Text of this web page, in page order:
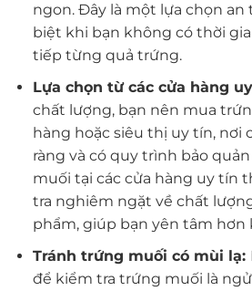
ngon. Đây là một lựa chọn an
biệt khi bạn không có thời
tiếp từng quả trứng.
Lựa chọn từ các cửa hàng
chất lượng, bạn nên mua
hàng hoặc siêu thị uy tín, nơi
ràng và có quy trình bảo
muối tại các cửa hàng uy tín
tra nghiêm ngặt về chất
phẩm, giúp bạn yên tâm hơn
Tránh trứng muối có mùi lạ:
để kiểm tra trứng muối là